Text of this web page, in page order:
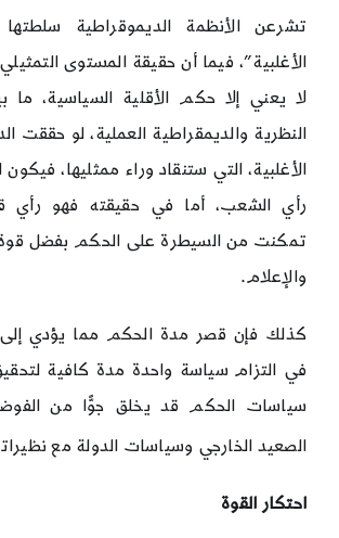
تشرعن الأنظمة الديموقراطية
الأغلبية”، فيما أن حقيقة المستوى
لا يعني إلا حكم الأقلية السياسية، ما
النظرية والديمقراطية العملية، لو حققت
الأغلبية، التي ستنقاد وراء ممثليها،
رأي الشعب، أما في حقيقته فهو رأي
تمكنت من السيطرة على الحكم بفضل قوة
والإعلام.
كذلك فإن قصر مدة الحكم مما يؤدي إلى
في التزام سياسة واحدة مدة كافية
سياسات الحكم قد يخلق جوًّا من
الصعيد الخارجي وسياسات الدولة مع
احتكار القوة